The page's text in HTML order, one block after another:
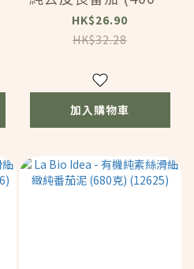
(12627)
HK$26.90
HK$32.28
加入購物車